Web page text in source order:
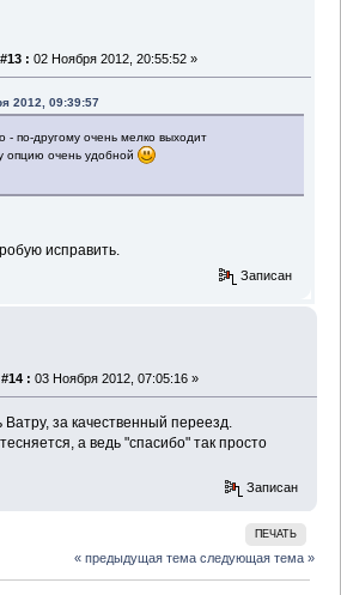
: 02 Ноября 2012, 20:55:52 »
2012, 09:39:57
- по-другому очень мелко выходит
опцию очень удобной
исправить.
Записан
: 03 Ноября 2012, 07:05:16 »
за качественный переезд.
а ведь "спасибо" так просто
Записан
ПЕЧАТЬ
« предыдущая тема следующая тема »